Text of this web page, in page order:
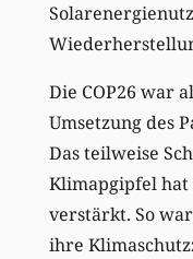
Die COP26 war
Umsetzung des
Das teilweise
Klimapgipfel
verstärkt. So
ihre